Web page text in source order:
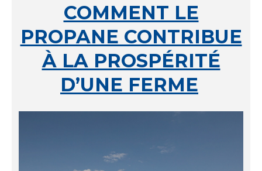
COMMENT LE
PROPANE CONTRIBUE
À LA PROSPÉRITÉ
D’UNE FERME